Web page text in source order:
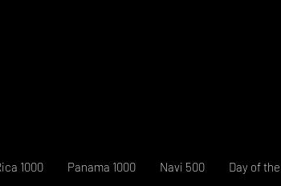
1000 Panama 1000 Navi 500 Day of